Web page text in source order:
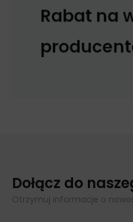
Dołącz do
Otrzymuj informacje o